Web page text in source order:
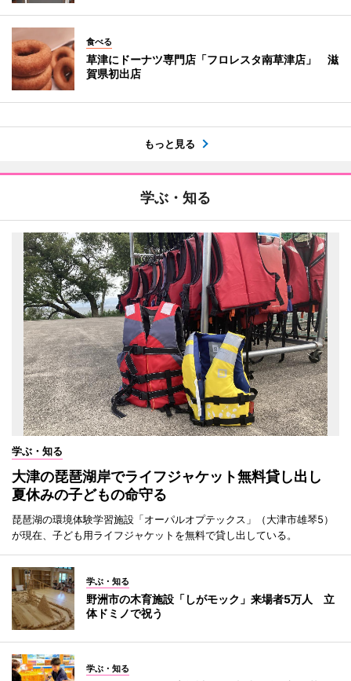
食べる
草津にドーナツ専門店「フロレスタ南草津店」 滋
賀県初出店
もっと見る
学ぶ・知る
学ぶ・知る
大津の琵琶湖岸でライフジャケット無料貸し出し
夏休みの子どもの命守る
琵琶湖の環境体験学習施設「オーパルオプテックス」（大津市雄琴5）
が現在、子ども用ライフジャケットを無料で貸し出している。
学ぶ・知る
野洲市の木育施設「しがモック」来場者5万人 立
体ドミノで祝う
学ぶ・知る